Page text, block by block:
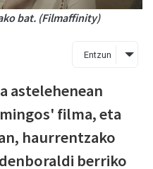
bat. (Filmaffinity)
Entzun
astelehenean
filma, eta
haurrentzako
berriko